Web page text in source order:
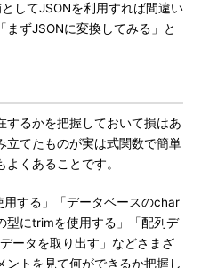
してJSONを利用すれば間違い
ずJSONに変換してみる」と
るかを把握しておいて損はあ
立てたものが実は式関数で簡単
くあることです。
する」「データベースのchar
型にtrimを使用する」「配列デ
ータを取り出す」などさまざ
ントを見て何ができるか把握し